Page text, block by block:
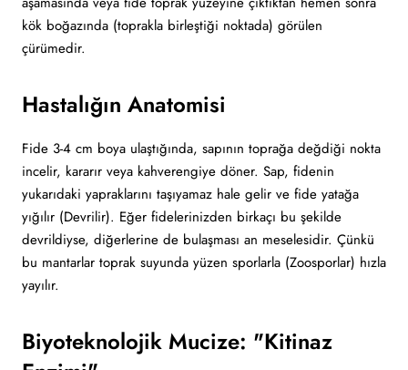
kök boğazında (toprakla birleştiği noktada) görülen
çürümedir.
Hastalığın Anatomisi
Fide 3-4 cm boya ulaştığında, sapının toprağa değdiği nokta
incelir, kararır veya kahverengiye döner. Sap, fidenin
yukarıdaki yapraklarını taşıyamaz hale gelir ve fide yatağa
yığılır (Devrilir). Eğer fidelerinizden birkaçı bu şekilde
devrildiyse, diğerlerine de bulaşması an meselesidir. Çünkü
bu mantarlar toprak suyunda yüzen sporlarla (Zoosporlar) hızla
yayılır.
Biyoteknolojik Mucize: "Kitinaz